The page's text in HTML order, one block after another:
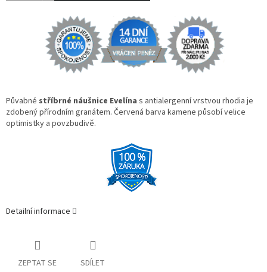
Půvabné stříbrné náušnice Evelína s antialergenní vrstvou rhodia je
zdobený přírodním granátem. Červená barva kamene působí velice
optimistky a povzbudivě.
Detailní informace
ZEPTAT SE SDÍLET